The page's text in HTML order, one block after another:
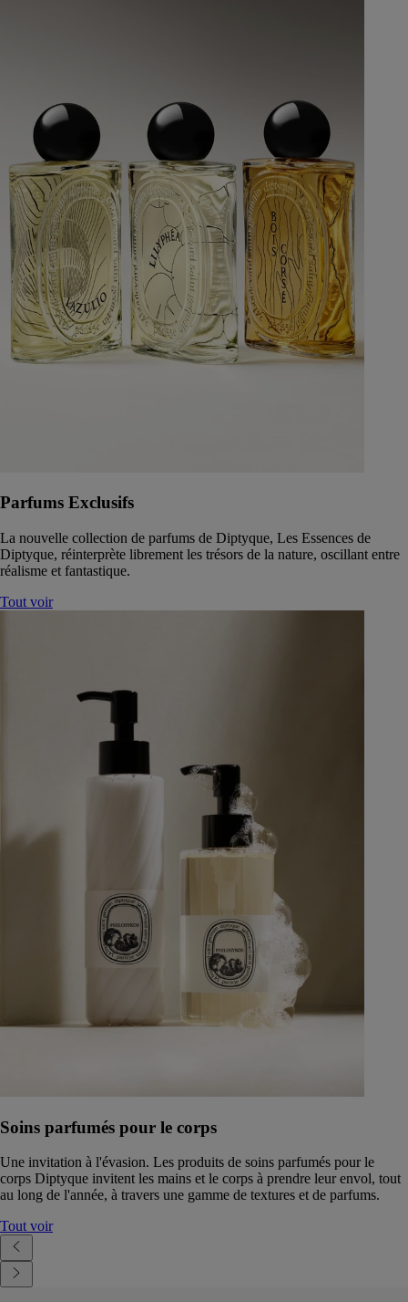
Parfums Exclusifs
La nouvelle collection de parfums de Diptyque, Les Essences de
Diptyque, réinterprète librement les trésors de la nature, oscillant entre
réalisme et fantastique.
Tout voir
Soins parfumés pour le corps
Une invitation à l'évasion. Les produits de soins parfumés pour le
corps Diptyque invitent les mains et le corps à prendre leur envol, tout
au long de l'année, à travers une gamme de textures et de parfums.
Tout voir